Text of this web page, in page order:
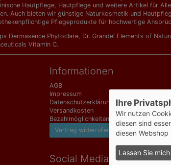
Hautpflege, Hautpflege und weitere Artikel für
Auch bieten wir günstige Naturkosmetik und
Pflegeprodukte für hochwertige
Dermasence Phytoclare, Dr. Grandel Elements of
Vitamin C.
Informationen
AGB
Impressum
Datenschutzerklärung
Versandkosten
Bezahlmöglichkeiten
Vertrag widerrufen
Social Media
Ihre
Wir nutzen
diesen sind
diesen
Lassen Sie